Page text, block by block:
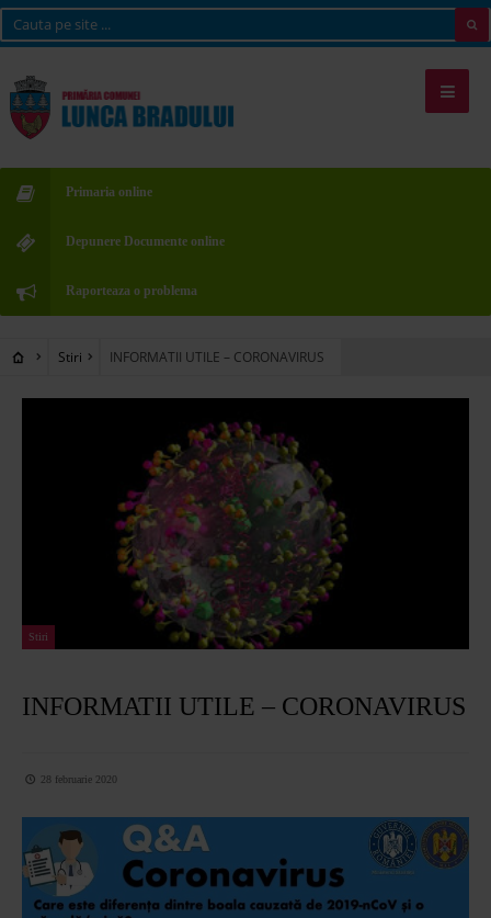
Primaria online
Depunere Documente online
Raporteaza o problema
Stiri INFORMATII UTILE – CORONAVIRUS
Stiri
INFORMATII UTILE – CORONAVIRUS
28 februarie 2020